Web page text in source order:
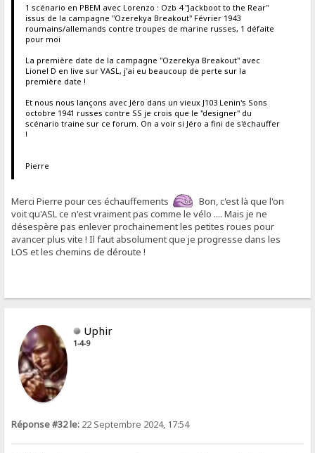
1 scénario en PBEM avec Lorenzo : Ozb 4 "Jackboot to the Rear"
issus de la campagne "Ozerekya Breakout" Février 1943
roumains/allemands contre troupes de marine russes, 1 défaite
pour moi
La première date de la campagne "Ozerekya Breakout" avec
Lionel D en live sur VASL, j'ai eu beaucoup de perte sur la
première date !
Et nous nous lançons avec Jéro dans un vieux J103 Lenin's Sons
octobre 1941 russes contre SS je crois que le "designer" du
scénario traine sur ce forum. On a voir si Jéro a fini de s'échauffer
!
Pierre
Merci Pierre pour ces échauffements
Bon, c'est là que l'on
voit qu'ASL ce n'est vraiment pas comme le vélo .... Mais je ne
désespère pas enlever prochainement les petites roues pour
avancer plus vite ! Il faut absolument que je progresse dans les
LOS et les chemins de déroute !
Uphir
1-4-9
Réponse #32 le: 22 Septembre 2024, 17:54